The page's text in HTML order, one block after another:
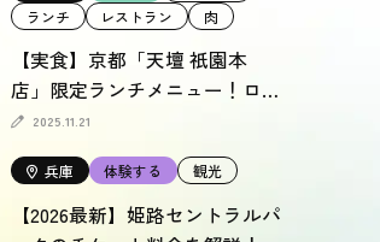
ランチ
レストラン 肉
【実食】京都「天壇 祇園本
店」限定ランチメニュー！ロイ
ヤルフロアも徹底レポート
2025.11.21
兵庫 体験する 観光
【2026最新】姫路セントラルパ